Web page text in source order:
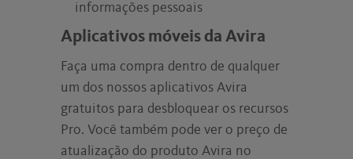
informações pessoais
Aplicativos móveis da Avira
Faça uma compra dentro de qualquer
um dos nossos aplicativos Avira
gratuitos para desbloquear os recursos
Pro. Você também pode ver o preço de
atualização do produto Avira no